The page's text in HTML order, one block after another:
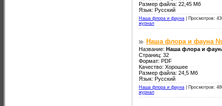
Размер файла: 22,45 Мб
Язык: Русский
Наша флора и фауна
Просмотров:
журнал
Наша флора и фауна
Название: Наша флора и
Страниц: 32
Формат: PDF
Качество: Хорошее
Размер файла: 24,5 Мб
Язык: Русский
Наша флора и фауна
Просмотров:
журнал